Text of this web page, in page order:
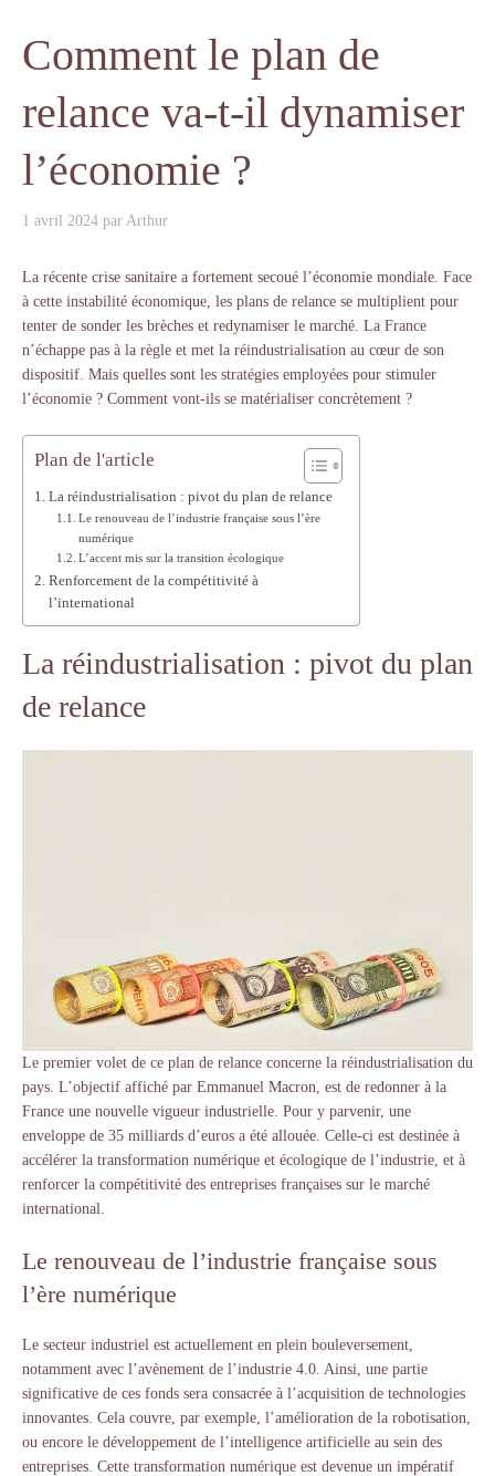
Comment le plan de
relance va-t-il dynamiser
l’économie ?
1 avril 2024 par Arthur
La récente crise sanitaire a fortement secoué l’économie mondiale. Face
à cette instabilité économique, les plans de relance se multiplient pour
tenter de sonder les brèches et redynamiser le marché. La France
n’échappe pas à la règle et met la réindustrialisation au cœur de son
dispositif. Mais quelles sont les stratégies employées pour stimuler
l’économie ? Comment vont-ils se matérialiser concrètement ?
Plan de l'article
La réindustrialisation : pivot du plan de relance
Le renouveau de l’industrie française sous l’ère
numérique
L’accent mis sur la transition écologique
Renforcement de la compétitivité à
l’international
La réindustrialisation : pivot du plan
de relance
Le premier volet de ce plan de relance concerne la réindustrialisation du
pays. L’objectif affiché par Emmanuel Macron, est de redonner à la
France une nouvelle vigueur industrielle. Pour y parvenir, une
enveloppe de 35 milliards d’euros a été allouée. Celle-ci est destinée à
accélérer la transformation numérique et écologique de l’industrie, et à
renforcer la compétitivité des entreprises françaises sur le marché
international.
Le renouveau de l’industrie française sous
l’ère numérique
Le secteur industriel est actuellement en plein bouleversement,
notamment avec l’avènement de l’industrie 4.0. Ainsi, une partie
significative de ces fonds sera consacrée à l’acquisition de technologies
innovantes. Cela couvre, par exemple, l’amélioration de la robotisation,
ou encore le développement de l’intelligence artificielle au sein des
entreprises. Cette transformation numérique est devenue un impératif